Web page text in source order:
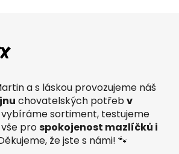
a s láskou provozujeme náš
chovatelských potřebv
vybíráme sortiment, testujeme
prospokojenost mazlíčků i
že jste s námi! 🐾